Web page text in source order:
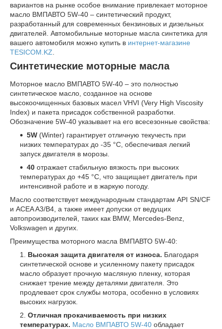
вариантов на рынке особое внимание привлекает моторное
масло ВМПАВТО 5W-40 – синтетический продукт,
разработанный для современных бензиновых и дизельных
двигателей. Автомобильные моторные масла синтетика для
вашего автомобиля можно купить в интернет-магазине
TESICOM.KZ
Синтетические моторные масла
Моторное масло ВМПАВТО 5W-40 – это полностью
синтетическое масло, созданное на основе
высокоочищенных базовых масел VHVI (Very High Viscosity
Index) и пакета присадок собственной разработки.
Обозначение 5W-40 указывает на его всесезонные свойства:
5W (Winter) гарантирует отличную текучесть при
низких температурах до -35 °C, обеспечивая легкий
запуск двигателя в морозы.
40 отражает стабильную вязкость при высоких
температурах до +45 °C, что защищает двигатель при
интенсивной работе и в жаркую погоду.
Масло соответствует международным стандартам API SN/CF
и ACEA A3/B4, а также имеет допуски от ведущих
автопроизводителей, таких как BMW, Mercedes-Benz,
Volkswagen и других.
Преимущества моторного масла ВМПАВТО 5W-40:
Высокая защита двигателя от износа. Благодаря
синтетической основе и усиленному пакету присадок
масло образует прочную масляную пленку, которая
снижает трение между деталями двигателя. Это
продлевает срок службы мотора, особенно в условиях
высоких нагрузок.
Отличная прокачиваемость при низких
температурах. Масло ВМПАВТО 5W-40 обладает